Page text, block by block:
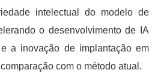
intelectual do modelo de
o desenvolvimento de IA
a inovação de implantação em
com o método atual.